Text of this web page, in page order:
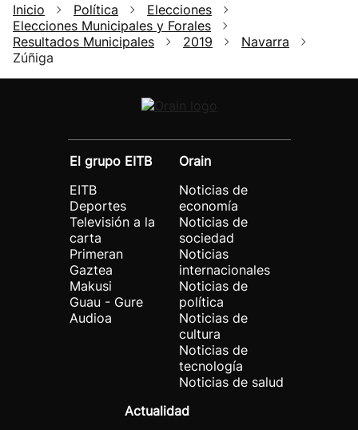
Inicio Política
Elecciones
Elecciones Municipales y Forales
Resultados Municipales
2019
Navarra
Zúñiga
El grupo EITB
EITB
Deportes
Televisión a la
carta
Primeran
Gaztea
Makusi
Guau - Gure
Audioa
Orain
Noticias de
economía
Noticias de
sociedad
Noticias
internacionales
Noticias de
política
Noticias de
cultura
Noticias de
tecnología
Noticias de salud
Actualidad